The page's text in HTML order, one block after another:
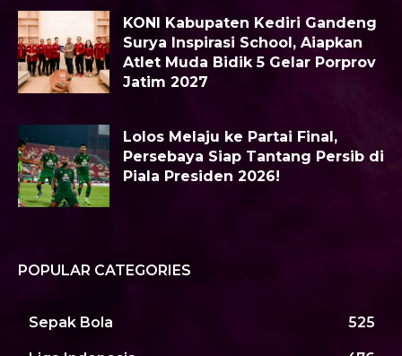
KONI Kabupaten Kediri Gandeng
Surya Inspirasi School, Aiapkan
Atlet Muda Bidik 5 Gelar Porprov
Jatim 2027
Lolos Melaju ke Partai Final,
Persebaya Siap Tantang Persib di
Piala Presiden 2026!
POPULAR CATEGORIES
Sepak Bola 525